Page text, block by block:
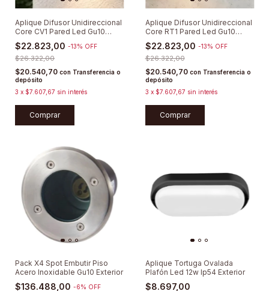
Aplique Difusor Unidireccional
Core CV1 Pared Led Gu10
Aluminio
$22.823,00 -13% OFF
$26.322,00
$20.540,70 con Transferencia o
depósito
3 x $7.607,67 sin interés
Comprar
Aplique Difusor Unidireccional
Core RT1 Pared Led Gu10
Aluminio
$22.823,00 -13% OFF
$26.322,00
$20.540,70 con Transferencia o
depósito
3 x $7.607,67 sin interés
Comprar
Pack X4 Spot Embutir Piso
Acero Inoxidable Gu10 Exterior
$136.488,00 -6% OFF
Aplique Tortuga Ovalada
Plafón Led 12w Ip54 Exterior
$8.697,00